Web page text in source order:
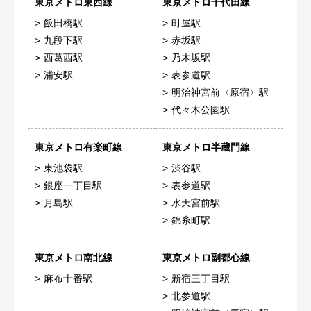
飯田橋駅
九段下駅
西葛西駅
浦安駅
町屋駅
赤坂駅
乃木坂駅
表参道駅
明治神宮前〈原宿〉駅
代々木公園駅
東京メトロ有楽町線
東池袋駅
銀座一丁目駅
月島駅
東京メトロ半蔵門線
渋谷駅
表参道駅
水天宮前駅
錦糸町駅
東京メトロ南北線
麻布十番駅
東京メトロ副都心線
新宿三丁目駅
北参道駅